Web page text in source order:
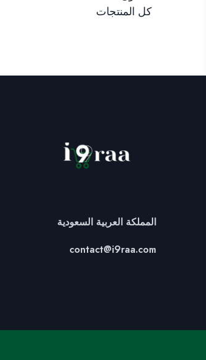
كل المنتجات
المملكة العربية السعودية
contact@i9raa.com